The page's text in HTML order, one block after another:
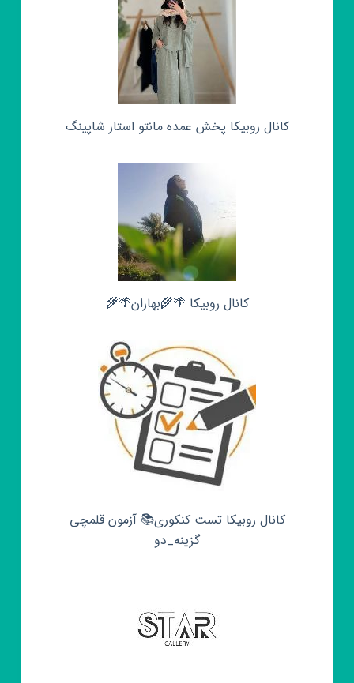
کانال روبیکا پخش عمده مانتو استار شاپینگ
کانال روبیکا 🌴🌾بهاران🌴🌾
کانال روبیکا تست کنکوری📚 آزمون قلمچی‌‌
گزینه_دو